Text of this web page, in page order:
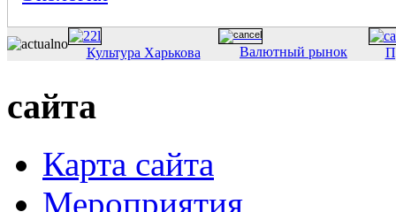
Культура Харькова Валютный рынок
сайта
Карта сайта
Мероприятия